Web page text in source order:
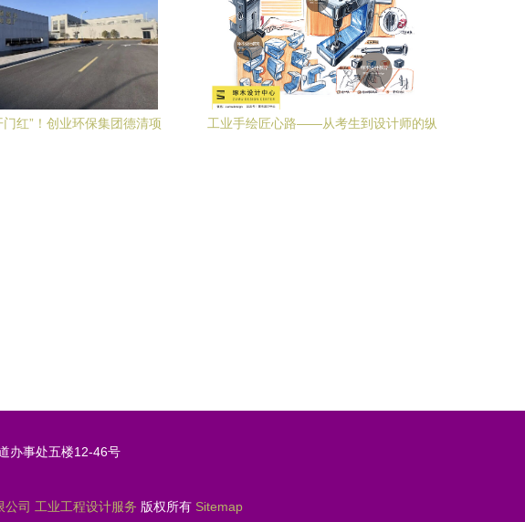
门红”！创业环保集团德清项
工业手绘匠心路——从考生到设计师的纵
办事处五楼12-46号
公司 工业工程设计服务 版权所有 Sitemap